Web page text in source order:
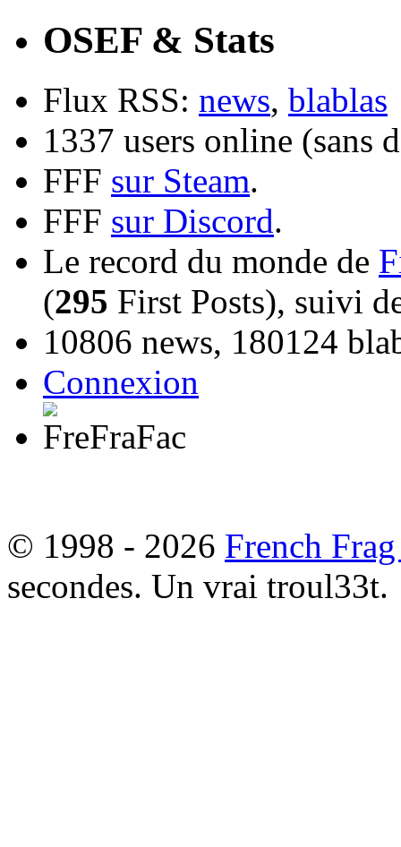
OSEF & Stats
Flux RSS: news, blablas
1337 users online (sans
FFF sur Steam.
FFF sur Discord.
Le record du monde de
(295 First Posts), suivi
10806 news, 180124
Connexion
© 1998 - 2026 French
secondes. Un vrai troul33t.